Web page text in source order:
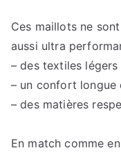
Ces maillots ne
aussi ultra
– des textiles
– un confort longue
– des matières
En match comme